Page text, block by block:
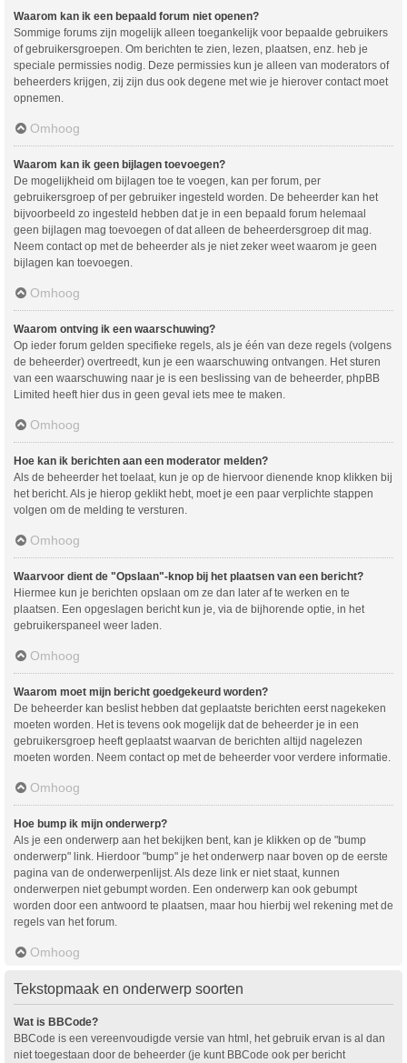
Waarom kan ik een bepaald forum niet openen?
Sommige forums zijn mogelijk alleen toegankelijk voor bepaalde gebruikers
of gebruikersgroepen. Om berichten te zien, lezen, plaatsen, enz. heb je
speciale permissies nodig. Deze permissies kun je alleen van moderators of
beheerders krijgen, zij zijn dus ook degene met wie je hierover contact moet
opnemen.
Omhoog
Waarom kan ik geen bijlagen toevoegen?
De mogelijkheid om bijlagen toe te voegen, kan per forum, per
gebruikersgroep of per gebruiker ingesteld worden. De beheerder kan het
bijvoorbeeld zo ingesteld hebben dat je in een bepaald forum helemaal
geen bijlagen mag toevoegen of dat alleen de beheerdersgroep dit mag.
Neem contact op met de beheerder als je niet zeker weet waarom je geen
bijlagen kan toevoegen.
Omhoog
Waarom ontving ik een waarschuwing?
Op ieder forum gelden specifieke regels, als je één van deze regels (volgens
de beheerder) overtreedt, kun je een waarschuwing ontvangen. Het sturen
van een waarschuwing naar je is een beslissing van de beheerder, phpBB
Limited heeft hier dus in geen geval iets mee te maken.
Omhoog
Hoe kan ik berichten aan een moderator melden?
Als de beheerder het toelaat, kun je op de hiervoor dienende knop klikken bij
het bericht. Als je hierop geklikt hebt, moet je een paar verplichte stappen
volgen om de melding te versturen.
Omhoog
Waarvoor dient de "Opslaan"-knop bij het plaatsen van een bericht?
Hiermee kun je berichten opslaan om ze dan later af te werken en te
plaatsen. Een opgeslagen bericht kun je, via de bijhorende optie, in het
gebruikerspaneel weer laden.
Omhoog
Waarom moet mijn bericht goedgekeurd worden?
De beheerder kan beslist hebben dat geplaatste berichten eerst nagekeken
moeten worden. Het is tevens ook mogelijk dat de beheerder je in een
gebruikersgroep heeft geplaatst waarvan de berichten altijd nagelezen
moeten worden. Neem contact op met de beheerder voor verdere informatie.
Omhoog
Hoe bump ik mijn onderwerp?
Als je een onderwerp aan het bekijken bent, kan je klikken op de "bump
onderwerp" link. Hierdoor "bump" je het onderwerp naar boven op de eerste
pagina van de onderwerpenlijst. Als deze link er niet staat, kunnen
onderwerpen niet gebumpt worden. Een onderwerp kan ook gebumpt
worden door een antwoord te plaatsen, maar hou hierbij wel rekening met de
regels van het forum.
Omhoog
Tekstopmaak en onderwerp soorten
Wat is BBCode?
BBCode is een vereenvoudigde versie van html, het gebruik ervan is al dan
niet toegestaan door de beheerder (je kunt BBCode ook per bericht